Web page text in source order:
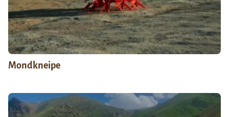
Mondkneipe